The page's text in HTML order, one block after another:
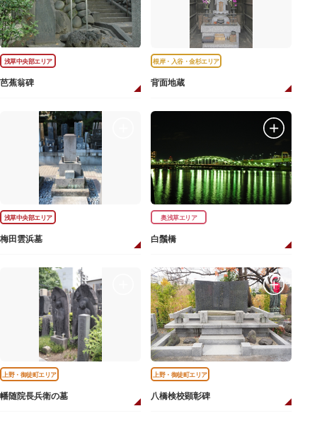
浅草中央部エリア
芭蕉翁碑
根岸・入谷・金杉エリア
背面地蔵
浅草中央部エリア
梅田雲浜墓
奥浅草エリア
白鬚橋
上野・御徒町エリア
幡随院長兵衛の墓
上野・御徒町エリア
八橋検校顕彰碑